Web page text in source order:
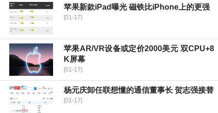
苹果新款iPad曝光 磁铁比iPhone上的更强
[01-17]
苹果AR/VR设备或定价2000美元 双CPU+8
K屏幕
[01-17]
杨元庆卸任联想懂的通信董事长 贺志强接替
[01-17]